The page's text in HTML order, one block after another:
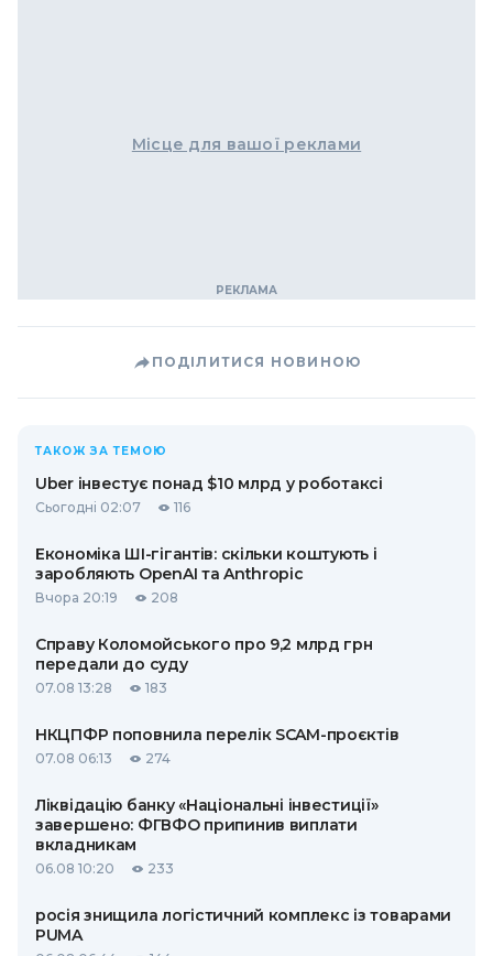
Місце для вашої реклами
ПОДІЛИТИСЯ НОВИНОЮ
ТАКОЖ ЗА ТЕМОЮ
Uber інвестує понад $10 млрд у роботаксі
Сьогодні 02:07 116
Економіка ШІ-гігантів: скільки коштують і
заробляють OpenAI та Anthropic
Вчора 20:19 208
Справу Коломойського про 9,2 млрд грн
передали до суду
07.08 13:28 183
НКЦПФР поповнила перелік SCAM-проєктів
07.08 06:13 274
Ліквідацію банку «Національні інвестиції»
завершено: ФГВФО припинив виплати
вкладникам
06.08 10:20 233
росія знищила логістичний комплекс із товарами
PUMA